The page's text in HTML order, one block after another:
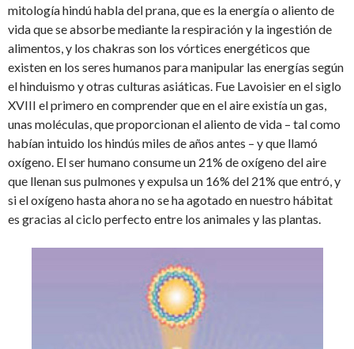
mitología hindú habla del prana, que es la energía o aliento de
vida que se absorbe mediante la respiración y la ingestión de
alimentos, y los chakras son los vórtices energéticos que
existen en los seres humanos para manipular las energías según
el hinduismo y otras culturas asiáticas. Fue Lavoisier en el siglo
XVIII el primero en comprender que en el aire existía un gas,
unas moléculas, que proporcionan el aliento de vida – tal como
habían intuido los hindús miles de años antes – y que llamó
oxígeno. El ser humano consume un 21% de oxígeno del aire
que llenan sus pulmones y expulsa un 16% del 21% que entró, y
si el oxígeno hasta ahora no se ha agotado en nuestro hábitat
es gracias al ciclo perfecto entre los animales y las plantas.